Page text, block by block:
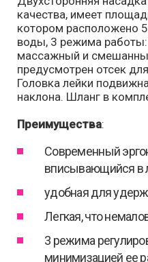
качества, имеет
котором расположено
воды, 3 режима
массажный и
предусмотрен отсек
Головка лейки
наклона. Шланг в
Преимущества:
Современный
вписывающийся в
удобная для
Легкая, что
3 режима
минимизацией ее